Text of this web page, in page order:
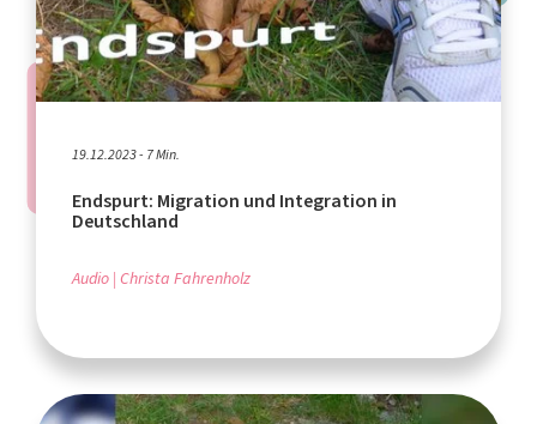
19.12.2023 - 7 Min.
Endspurt: Migration und Integration in
Deutschland
Audio Christa Fahrenholz